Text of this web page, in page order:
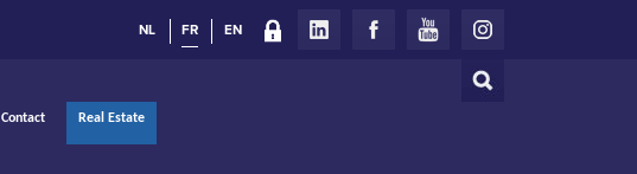
Rechercher
NL FR EN
Contact Real Estate